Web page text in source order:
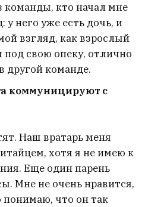
команды, кто начал мне
у него уже есть дочь, и
взгляд, как взрослый
под свою опеку, отлично
другой команде.
коммуницируют с
Наш вратарь меня
хотя я не имею к
Еще один парень
Мне не очень нравится,
понимаю, что он так